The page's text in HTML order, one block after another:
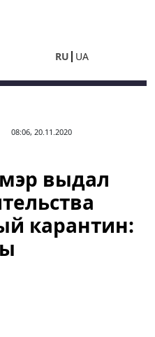
RU UA
08:06, 20.11.2020
выдал
карантин: